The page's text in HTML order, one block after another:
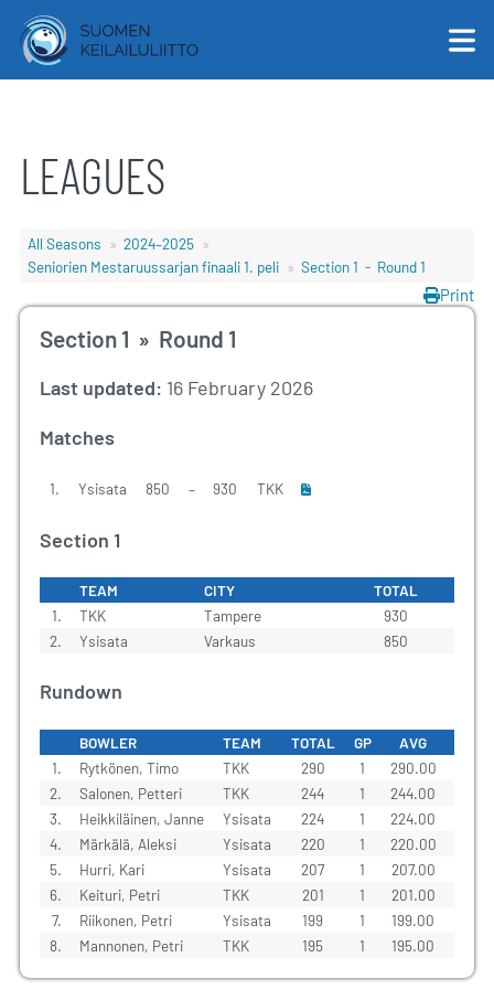
English
LEAGUES
All Seasons
2024–2025
Seniorien Mestaruussarjan finaali 1. peli
Section 1 - Round 1
Print
Section 1 » Round 1
Last updated: 16 February 2026
Matches
1. Ysisata 850 – 930 TKK
Section 1
TEAM CITY
TOTAL
1.
TKK Tampere
930
2.
Ysisata Varkaus 850
Rundown
BOWLER TEAM TOTAL GP AVG
1.
Rytkönen, Timo TKK 290 1 290.00
2.
Salonen, Petteri TKK 244 1 244.00
3.
Heikkiläinen, Janne Ysisata 224 1 224.00
4.
Märkälä, Aleksi Ysisata 220 1 220.00
5.
Hurri, Kari Ysisata 207 1 207.00
6.
Keituri, Petri TKK 201 1 201.00
7.
Riikonen, Petri Ysisata 199 1 199.00
8.
Mannonen, Petri TKK 195 1 195.00